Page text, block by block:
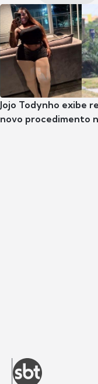
Jojo Todynho exibe
novo procedimento